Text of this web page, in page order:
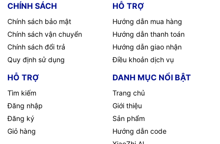
CHÍNH SÁCH
Chính sách bảo mật
Chính sách vận chuyển
Chính sách đổi trả
Quy định sử dụng
HỖ TRỢ
Hướng dẫn mua hàng
Hướng dẫn thanh toán
Hướng dẫn giao nhận
Điều khoản dịch vụ
HỖ TRỢ
Tìm kiếm
Đăng nhập
Đăng ký
Giỏ hàng
DANH MỤC NỔI BẬT
Trang chủ
Giới thiệu
Sản phẩm
Hướng dẫn code